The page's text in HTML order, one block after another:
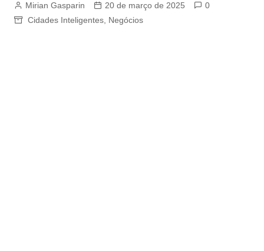
Mirian Gasparin 20 de março de 2025
0
Cidades Inteligentes, Negócios